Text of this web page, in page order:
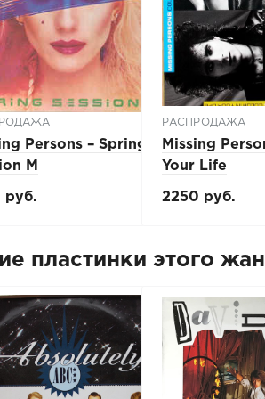
Persons ‎– Spring
M
руб.
РАСПРОДАЖА
Missing
Your Life
2250 руб.
пластинки этого